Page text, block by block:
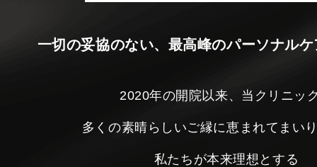
一切の妥協のない、最高峰のパーソナル
2020年の開院以来、当クリニッ
多くの素晴らしいご縁に恵まれてまい
私たちが本来理想とする